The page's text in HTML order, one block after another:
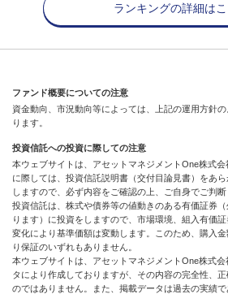
ランキングの詳細は
ファンド概要についての注意
資金動向、市況動向等によっては、上記の運用方針
ります。
投資信託への投資に際しての注意
本ウェブサイトは、アセットマネジメントOne株式
に際しては、投資信託説明書（交付目論見書）をあ
しますので、必ず内容をご確認の上、ご自身でご判断
投資信託は、株式や債券等の値動きのある有価証券
ります）に投資をしますので、市場環境、組入有価
変化により基準価額は変動します。このため、購入
り保証のいずれもありません。
本ウェブサイトは、アセットマネジメントOne株式
タにより作成しておりますが、その内容の完全性、
のではありません。また、掲載データは過去の実績